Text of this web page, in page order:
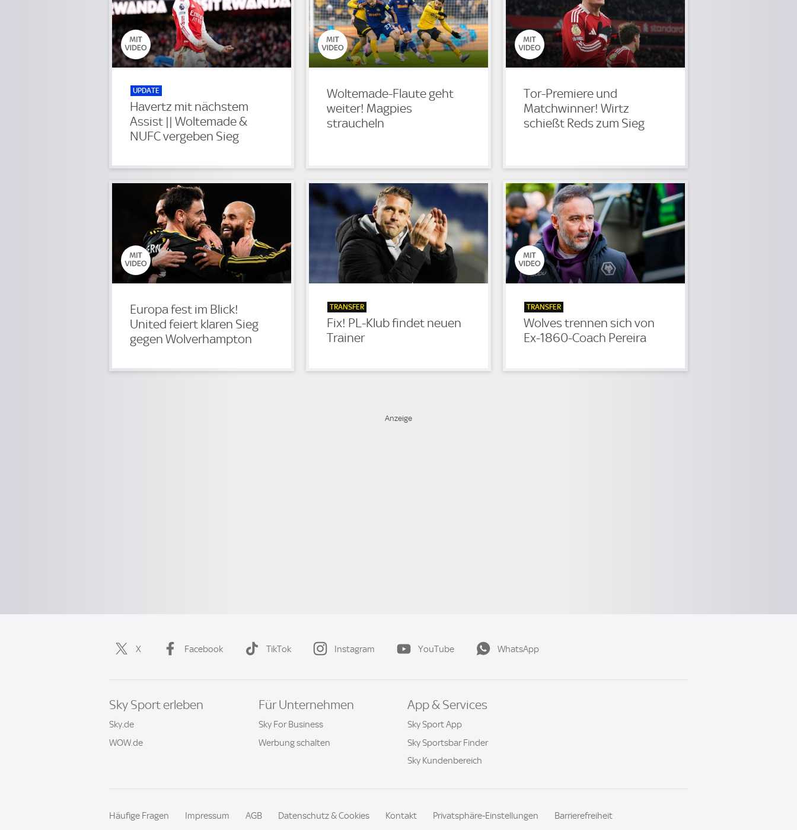
UPDATE
Havertz mit nächstem
Assist || Woltemade &
NUFC vergeben Sieg
Woltemade-Flaute geht
weiter! Magpies
straucheln
Tor-Premiere und
Matchwinner! Wirtz
schießt Reds zum Sieg
Europa fest im Blick!
United feiert klaren Sieg
gegen Wolverhampton
TRANSFER
Fix! PL-Klub findet neuen
Trainer
TRANSFER
Wolves trennen sich von
Ex-1860-Coach Pereira
X Facebook TikTok Instagram YouTube WhatsApp
Sky Sport erleben
Sky.de
WOW.de
Für Unternehmen
Sky For Business
Werbung schalten
App & Services
Sky Sport App
Sky Sportsbar Finder
Sky Kundenbereich
Häufige Fragen Impressum AGB Datenschutz & Cookies Kontakt Privatsphäre-Einstellungen Barrierefreiheit